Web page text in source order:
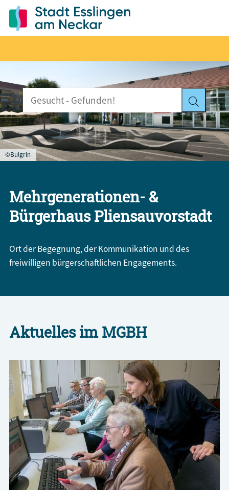
©Bulgrin
Mehrgenerationen- &
Bürgerhaus Pliensauvorstadt
Ort der Begegnung, der Kommunikation und des
freiwilligen bürgerschaftlichen Engagements.
Aktuelles im MGBH